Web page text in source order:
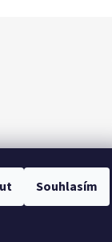
Souhlasím